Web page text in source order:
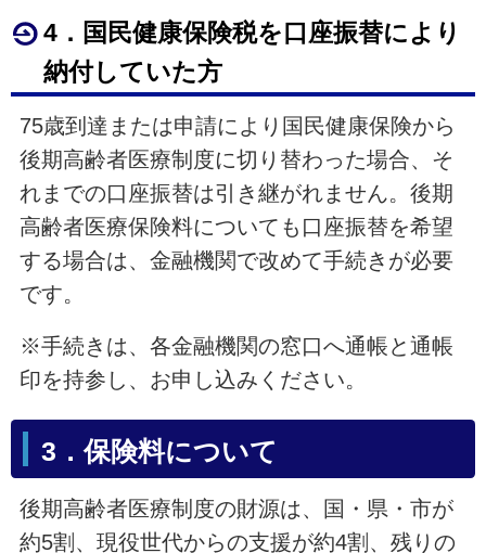
4．国民健康保険税を口座振替により
納付していた方
75歳到達または申請により国民健康保険から
後期高齢者医療制度に切り替わった場合、そ
れまでの口座振替は引き継がれません。後期
高齢者医療保険料についても口座振替を希望
する場合は、金融機関で改めて手続きが必要
です。
※手続きは、各金融機関の窓口へ通帳と通帳
印を持参し、お申し込みください。
3．保険料について
後期高齢者医療制度の財源は、国・県・市が
約5割、現役世代からの支援が約4割、残りの